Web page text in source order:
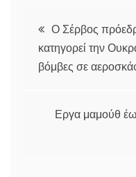
Post
navigation
Ο Σέρβος
κατηγορεί την
βόμβες σε
Εργα μαμούθ